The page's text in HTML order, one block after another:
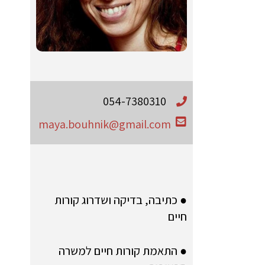
054-7380310
maya.bouhnik@gmail.com
● כתיבה, בדיקה ושדרוג קורות
חיים
● התאמת קורות חיים למשרה